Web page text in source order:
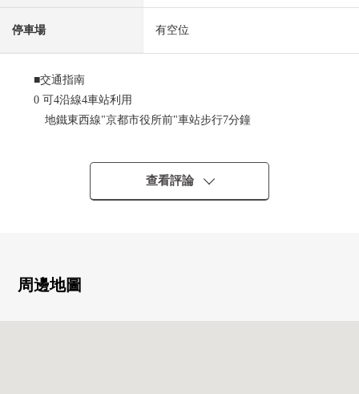
停車場 有空位
■交通指南
0 可4沿線4車站利用
地鐵東西線"京都市役所前"車站步行7分鐘
地鐵烏丸線"烏丸御池"車站步行8分鐘
京阪本線"三條"車站步行9分鐘
阪急京都線"京都河原町"車站步行11分鐘
0 廚房、2個地方洗手間(2樓，3樓)
查看評論
周邊地圖